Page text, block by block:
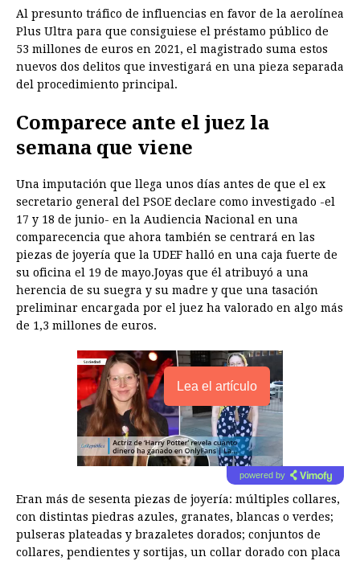
k
e
r
p
s
n
k
Al presunto tráfico de influencias en favor de la aerolínea
Plus Ultra para que consiguiese el préstamo público de
53 millones de euros en 2021, el magistrado suma estos
nuevos dos delitos que investigará en una pieza separada
del procedimiento principal.
Comparece ante el juez la
semana que viene
Una imputación que llega unos días antes de que el ex
secretario general del PSOE declare como investigado -el
17 y 18 de junio- en la Audiencia Nacional en una
comparecencia que ahora también se centrará en las
piezas de joyería que la UDEF halló en una caja fuerte de
su oficina el 19 de mayo.Joyas que él atribuyó a una
herencia de su suegra y su madre y que una tasación
preliminar encargada por el juez ha valorado en algo más
de 1,3 millones de euros.
Lea el artículo
powered by
Eran más de sesenta piezas de joyería: múltiples collares,
con distintas piedras azules, granates, blancas o verdes;
pulseras plateadas y brazaletes dorados; conjuntos de
collares, pendientes y sortijas, un collar dorado con placa